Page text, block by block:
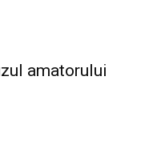
amatorului